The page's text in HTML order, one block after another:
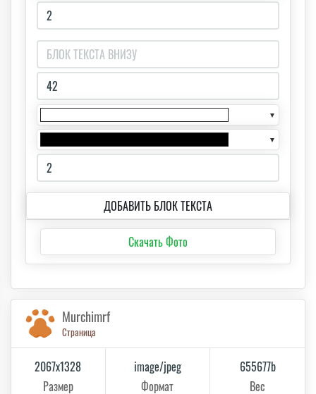
▼
▼
ДОБАВИТЬ БЛОК ТЕКСТА
Скачать Фото
Murchimrf
Страница
2067x1328
Размер
image/jpeg
Формат
655677b
Вес